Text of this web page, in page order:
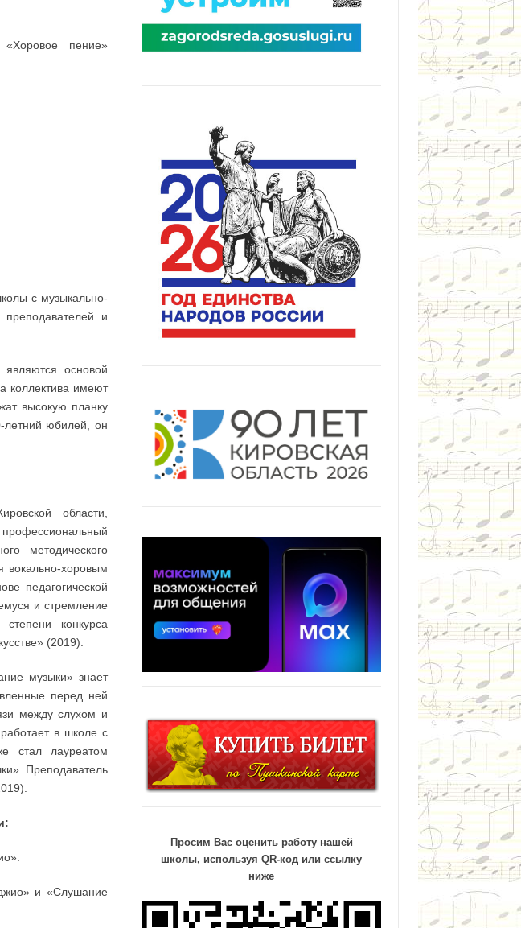
пение»
с музыкально-
и
основой
коллектива имеют
высокую планку
летний юбилей, он
области,
методического
вокально-хоровым
педагогической
и стремление
конкурса
(2019).
музыки» знает
перед ней
между слухом и
в школе с
стал лауреатом
Преподаватель
и «Слушание
Просим Вас оценить работу нашей
школы, используя QR-код или ссылку
ниже